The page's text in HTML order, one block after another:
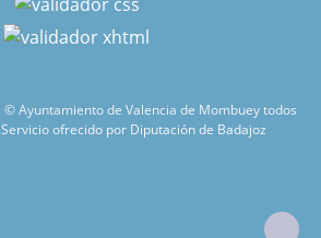
© Ayuntamiento de Valencia de Mombuey todos
Servicio ofrecido por Diputación de Badajoz